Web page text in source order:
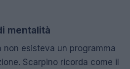
mentalità
non esisteva un programma
Scarpino ricorda come il